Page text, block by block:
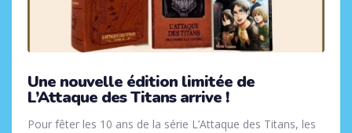
Une nouvelle édition limitée de
L’Attaque des Titans arrive !
Pour fêter les 10 ans de la série L’Attaque des Titans, les